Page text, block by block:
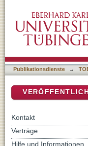
Publikationsdienste →
Kontakt
Verträge
Hilfe und Informationen